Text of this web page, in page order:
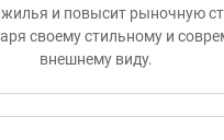
жилья и повысит рыночную
своему стильному и
внешнему виду.